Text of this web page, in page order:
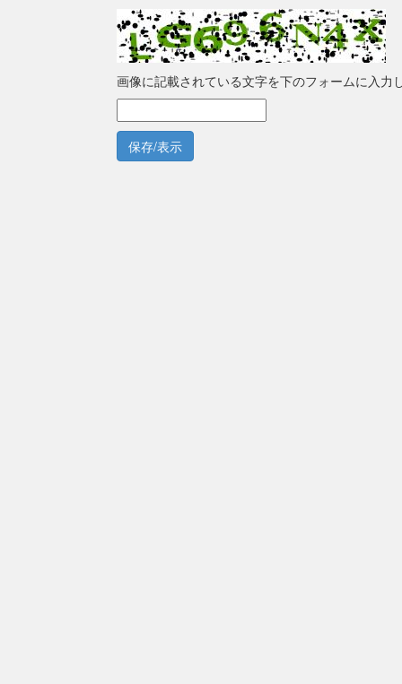
画像に記載されている文字を下のフォームに入力
保存/表示